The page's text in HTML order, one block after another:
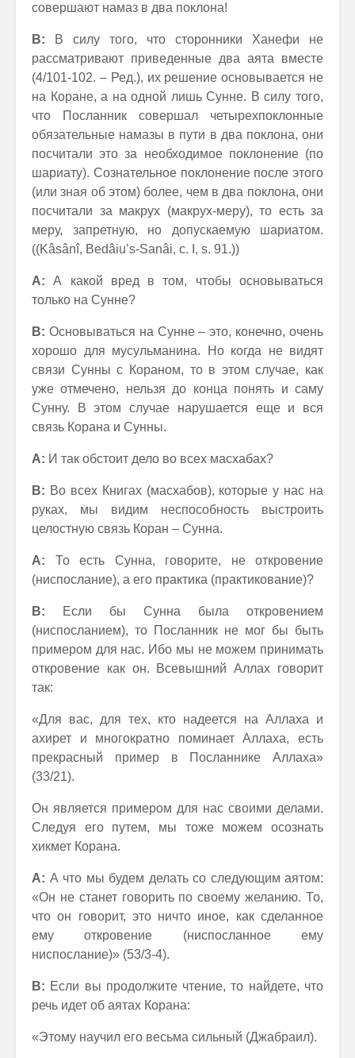
совершают намаз в два поклона!
В: В силу того, что сторонники Ханефи не
рассматривают приведенные два аята вместе
(4/101-102. – Ред.), их решение основывается не
на Коране, а на одной лишь Сунне. В силу того,
что Посланник совершал четырехпоклонные
обязательные намазы в пути в два поклона, они
посчитали это за необходимое поклонение (по
шариату). Сознательное поклонение после этого
(или зная об этом) более, чем в два поклона, они
посчитали за макрух (макрух-меру), то есть за
меру, запретную, но допускаемую шариатом.
((Kâsânî, Bedâiu’s-Sanâi, c. I, s. 91.))
А: А какой вред в том, чтобы основываться
только на Сунне?
В: Основываться на Сунне – это, конечно, очень
хорошо для мусульманина. Но когда не видят
связи Сунны с Кораном, то в этом случае, как
уже отмечено, нельзя до конца понять и саму
Сунну. В этом случае нарушается еще и вся
связь Корана и Сунны.
А: И так обстоит дело во всех масхабах?
В: Во всех Книгах (масхабов), которые у нас на
руках, мы видим неспособность выстроить
целостную связь Коран – Сунна.
А: То есть Сунна, говорите, не откровение
(ниспослание), а его практика (практикование)?
В: Если бы Сунна была откровением
(ниспосланием), то Посланник не мог бы быть
примером для нас. Ибо мы не можем принимать
откровение как он. Всевышний Аллах говорит
так:
«Для вас, для тех, кто надеется на Аллаха и
ахирет и многократно поминает Аллаха, есть
прекрасный пример в Посланнике Аллаха»
(33/21).
Он является примером для нас своими делами.
Следуя его путем, мы тоже можем осознать
хикмет Корана.
А: А что мы будем делать со следующим аятом:
«Он не станет говорить по своему желанию. То,
что он говорит, это ничто иное, как сделанное
ему откровение (ниспосланное ему
ниспослание)» (53/3-4).
В: Если вы продолжите чтение, то найдете, что
речь идет об аятах Корана:
«Этому научил его весьма сильный (Джабраил).